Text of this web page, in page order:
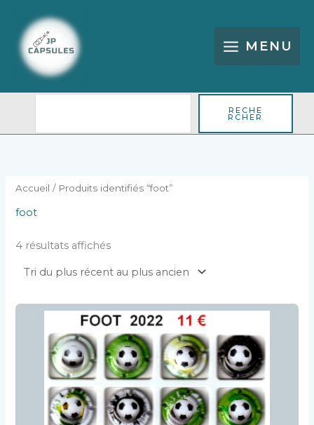
contenu
MENU
RECHE
RCHER
Accueil / Produits identifiés “foot”
foot
4 résultats affichés
Trié
plus